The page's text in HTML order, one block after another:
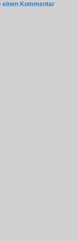
einen Kommentar